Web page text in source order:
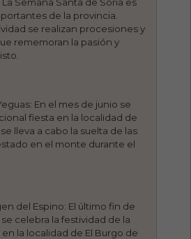
de la provincia.
se realizan procesiones y
rememoran la pasión y
En el mes de junio se
fiesta en la localidad de
lleva a cabo la suelta de las
en el monte durante el
del Espino: El último fin de
celebra la festividad de la
la localidad de El Burgo de